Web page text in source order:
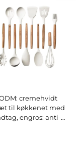
cremehvidt
til køkkenet med
engros: anti-